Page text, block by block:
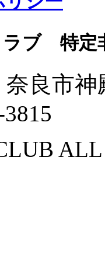
ラブ 特定
奈良市
ALL